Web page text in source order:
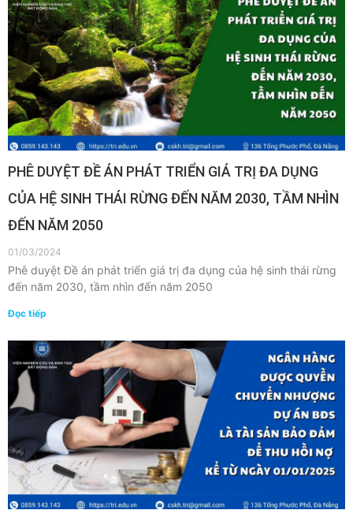
PHÊ DUYỆT ĐỀ ÁN PHÁT TRIỂN GIÁ TRỊ ĐA DỤNG
CỦA HỆ SINH THÁI RỪNG ĐẾN NĂM 2030, TẦM NHÌN
ĐẾN NĂM 2050
01/03/2024
Phê duyệt Đề án phát triển giá trị đa dụng của hệ sinh thái rừng
đến năm 2030, tầm nhìn đến năm 2050
Đọc tiếp